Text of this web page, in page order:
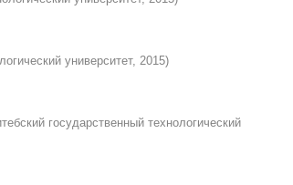
университет, 2015)
государственный технологический